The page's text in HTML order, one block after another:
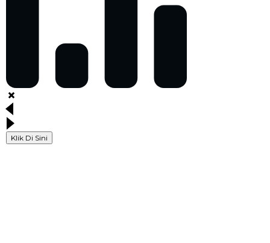
Klik Di Sini